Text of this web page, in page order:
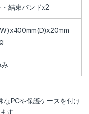
結束バンドx2
なPCや保護ケースを付け
す。